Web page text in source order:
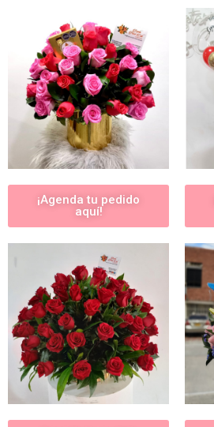
¡Agenda tu pedido
aquí!